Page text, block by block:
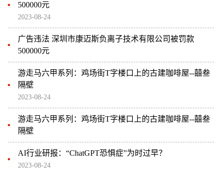
500000元
2023-08-24
广告违法 深圳市康迈斯负离子技术有限公司被罚款
500000元
游走马六甲系列：鸡场街T字楼口上的古建咖啡屋--囍叁
隔壁
2023-08-24
游走马六甲系列：鸡场街T字楼口上的古建咖啡屋--囍叁
隔壁
AI行业研报：“ChatGPT恐惧症”为时过早？
2023-08-24